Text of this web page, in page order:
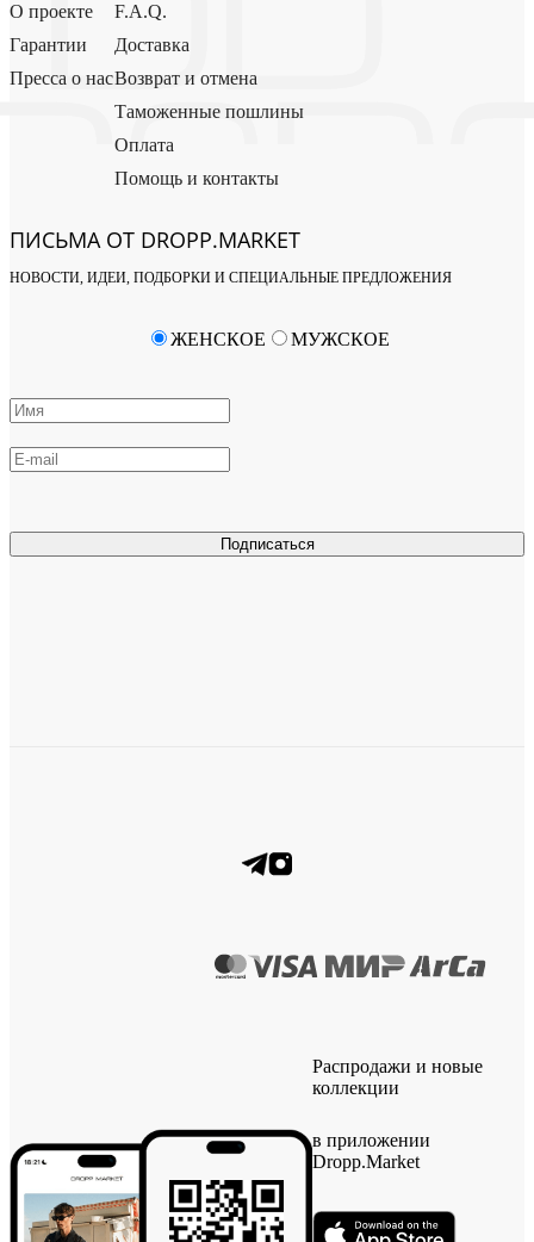
О проекте
Гарантии
Пресса о нас
F.A.Q.
Доставка
Возврат и отмена
Таможенные пошлины
Оплата
Помощь и контакты
ПИСЬМА ОТ DROPP.MARKET
НОВОСТИ, ИДЕИ, ПОДБОРКИ И СПЕЦИАЛЬНЫЕ ПРЕДЛОЖЕНИЯ
Подписаться
ЖЕНСКОЕ МУЖСКОЕ
Распродажи и новые
коллекции
в приложении
Dropp.Market